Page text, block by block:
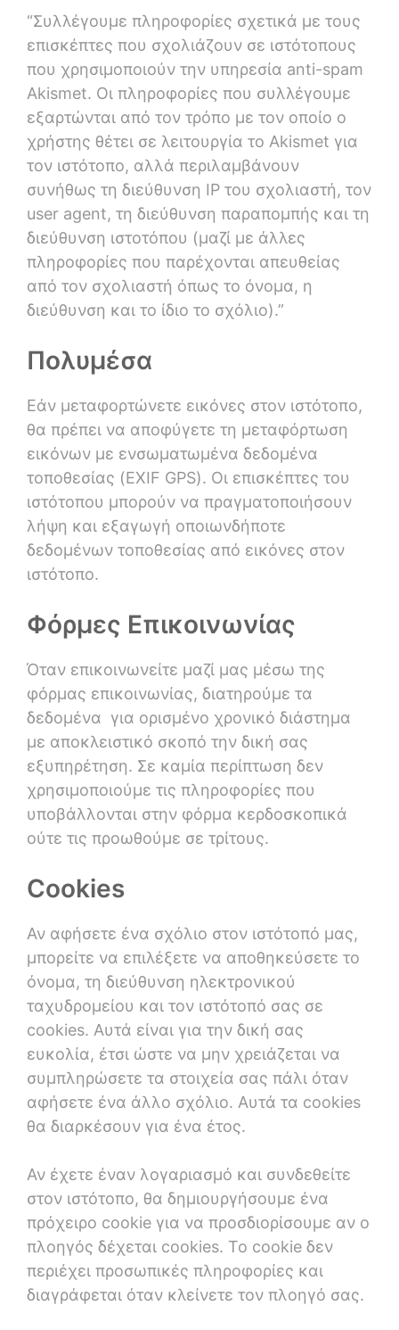
“Συλλέγουμε πληροφορίες σχετικά με τους
επισκέπτες που σχολιάζουν σε ιστότοπους
που χρησιμοποιούν την υπηρεσία anti-spam
Akismet. Οι πληροφορίες που συλλέγουμε
εξαρτώνται από τον τρόπο με τον οποίο ο
χρήστης θέτει σε λειτουργία το Akismet για
τον ιστότοπο, αλλά περιλαμβάνουν
συνήθως τη διεύθυνση IP του σχολιαστή, τον
user agent, τη διεύθυνση παραπομπής και τη
διεύθυνση ιστοτόπου (μαζί με άλλες
πληροφορίες που παρέχονται απευθείας
από τον σχολιαστή όπως το όνομα, η
διεύθυνση και το ίδιο το σχόλιο).”
Πολυμέσα
Εάν μεταφορτώνετε εικόνες στον ιστότοπο,
θα πρέπει να αποφύγετε τη μεταφόρτωση
εικόνων με ενσωματωμένα δεδομένα
τοποθεσίας (EXIF GPS). Οι επισκέπτες του
ιστότοπου μπορούν να πραγματοποιήσουν
λήψη και εξαγωγή οποιωνδήποτε
δεδομένων τοποθεσίας από εικόνες στον
ιστότοπο.
Φόρμες Επικοινωνίας
Όταν επικοινωνείτε μαζί μας μέσω της
φόρμας επικοινωνίας, διατηρούμε τα
δεδομένα για ορισμένο χρονικό διάστημα
με αποκλειστικό σκοπό την δική σας
εξυπηρέτηση. Σε καμία περίπτωση δεν
χρησιμοποιούμε τις πληροφορίες που
υποβάλλονται στην φόρμα κερδοσκοπικά
ούτε τις προωθούμε σε τρίτους.
Cookies
Αν αφήσετε ένα σχόλιο στον ιστότοπό μας,
μπορείτε να επιλέξετε να αποθηκεύσετε το
όνομα, τη διεύθυνση ηλεκτρονικού
ταχυδρομείου και τον ιστότοπό σας σε
cookies. Αυτά είναι για την δική σας
ευκολία, έτσι ώστε να μην χρειάζεται να
συμπληρώσετε τα στοιχεία σας πάλι όταν
αφήσετε ένα άλλο σχόλιο. Αυτά τα cookies
θα διαρκέσουν για ένα έτος.
Αν έχετε έναν λογαριασμό και συνδεθείτε
στον ιστότοπο, θα δημιουργήσουμε ένα
πρόχειρο cookie για να προσδιορίσουμε αν ο
πλοηγός δέχεται cookies. Το cookie δεν
περιέχει προσωπικές πληροφορίες και
διαγράφεται όταν κλείνετε τον πλοηγό σας.